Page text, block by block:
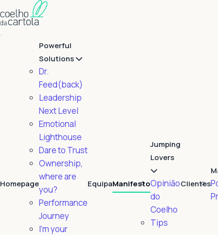
Homepage
Powerful
Solutions
Dr.
Feed(back)
Leadership
Next Level
Emotional
Lighthouse
Dare to Trust
Ownership,
where are
you?
Performance
Journey
I'm your
EquipaManifesto
Jumping
Lovers
Opinião
do
Coelho
Tips
Clientes